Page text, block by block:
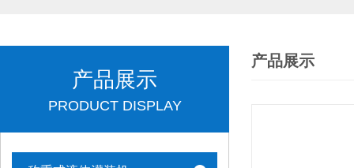
产品展示
PRODUCT DISPLAY
产品展示